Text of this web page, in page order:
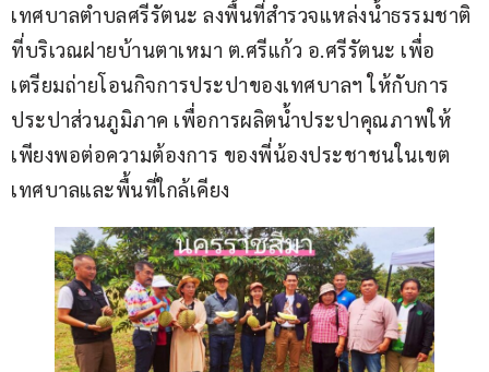
เทศบาลตำบลศรีรัตนะ ลงพื้นที่สำรวจแหล่งน้ำธรรมชาติ
ที่บริเวณฝายบ้านตาเหมา ต.ศรีแก้ว อ.ศรีรัตนะ เพื่อ
เตรียมถ่ายโอนกิจการประปาของเทศบาลฯ ให้กับการ
ประปาส่วนภูมิภาค เพื่อการผลิตน้ำประปาคุณภาพให้
เพียงพอต่อความต้องการ ของพี่น้องประชาชนในเขต
เทศบาลและพื้นที่ใกล้เคียง